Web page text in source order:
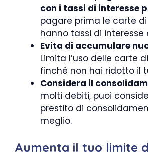
con i tassi di interesse
pagare prima le carte
hanno tassi di interesse
Evita di accumulare
Limita l’uso delle carte
finché non hai ridotto il
Considera il
molti debiti, puoi
prestito di
meglio.
Aumenta il tuo limite